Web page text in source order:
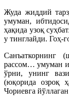
Жуда жиддий
умуман,
ҳақида узоқ
у тинглайди. Гоҳ-
Санъаткорнинг
рассом… умуман
ўрни, унинг
(юқорида озроқ
Чориевга